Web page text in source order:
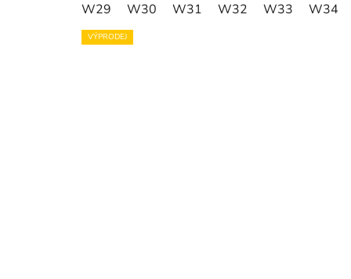
W29 W30 W31 W32 W33 W34
VÝPRODEJ